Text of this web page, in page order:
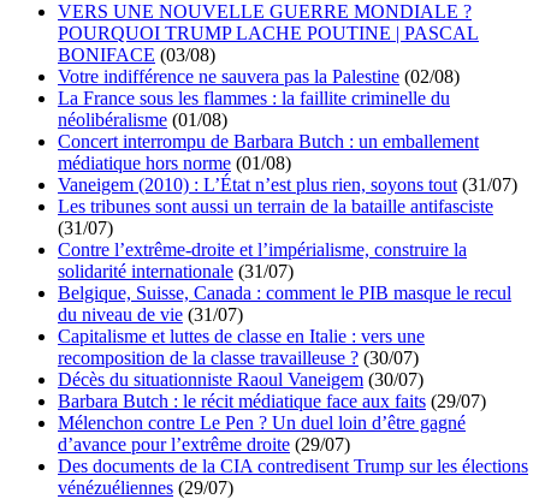
VERS UNE NOUVELLE GUERRE MONDIALE ?
POURQUOI TRUMP LACHE POUTINE | PASCAL
BONIFACE (03/08)
Votre indifférence ne sauvera pas la Palestine (02/08)
La France sous les flammes : la faillite criminelle du
néolibéralisme (01/08)
Concert interrompu de Barbara Butch : un emballement
médiatique hors norme (01/08)
Vaneigem (2010) : L’État n’est plus rien, soyons tout (31/07)
Les tribunes sont aussi un terrain de la bataille antifasciste
(31/07)
Contre l’extrême-droite et l’impérialisme, construire la
solidarité internationale (31/07)
Belgique, Suisse, Canada : comment le PIB masque le recul
du niveau de vie (31/07)
Capitalisme et luttes de classe en Italie : vers une
recomposition de la classe travailleuse ? (30/07)
Décès du situationniste Raoul Vaneigem (30/07)
Barbara Butch : le récit médiatique face aux faits (29/07)
Mélenchon contre Le Pen ? Un duel loin d’être gagné
d’avance pour l’extrême droite (29/07)
Des documents de la CIA contredisent Trump sur les élections
vénézuéliennes (29/07)